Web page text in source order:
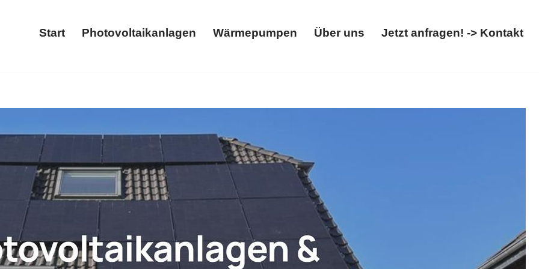
Start Photovoltaikanlagen Wärmepumpen Über uns Jetzt anfragen! -> Kontakt
als auch ✓Wallbox in 47623 Kevelaer, Ihr Solar & Wärmepumpenprofi. Wir kreieren Lösungen für Sie